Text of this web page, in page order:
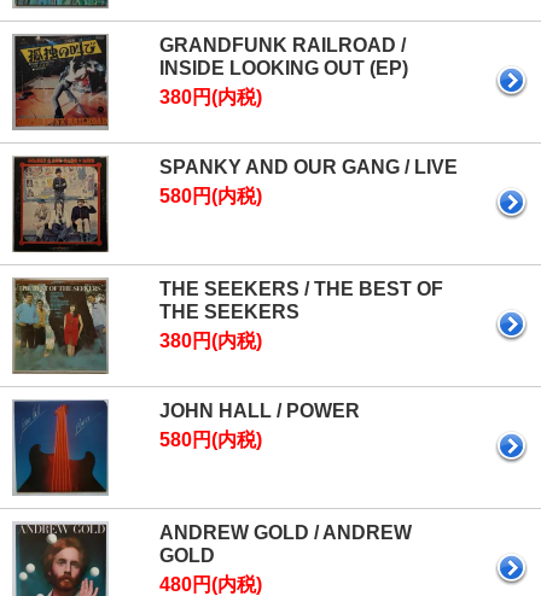
GRANDFUNK RAILROAD /
INSIDE LOOKING OUT (EP)
380円(内税)
SPANKY AND OUR GANG / LIVE
580円(内税)
THE SEEKERS / THE BEST OF
THE SEEKERS
380円(内税)
JOHN HALL / POWER
580円(内税)
ANDREW GOLD / ANDREW
GOLD
480円(内税)